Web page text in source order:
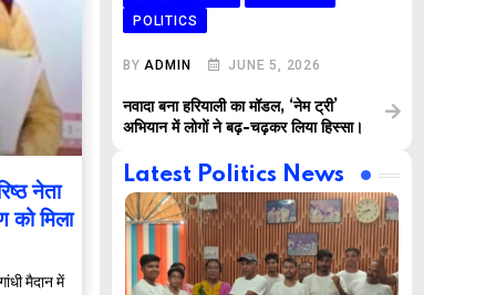
नेता
को मिला
मैदान में
POLITICS
BY ADMIN JUNE 5, 2026
नवादा बना हरियाली का मॉडल, ‘नेम ट्री’
अभियान में लोगों ने बढ़-चढ़कर लिया हिस्सा।
Latest Politics News